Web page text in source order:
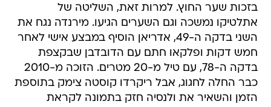
בזכות שער החוץ. למרות זאת, השליטה של
אתלטיקו נמשכה וגם השערים הגיעו. מירנדה נגח את
השני בדקה ה-49, אדריאן הוסיף במבצע אישי לאחר
חמש דקות ופלקאו חתם עם הדובדבן שבקצפת
בדקה ה-78, עם טיל מ-20 מטרים. הזוכה מ-2010
כבר החלה לחגוג, אבל ריקרדו קוסטה צימק בתוספת
הזמן והשאיר את ולנסיה חזק בתמונה לקראת